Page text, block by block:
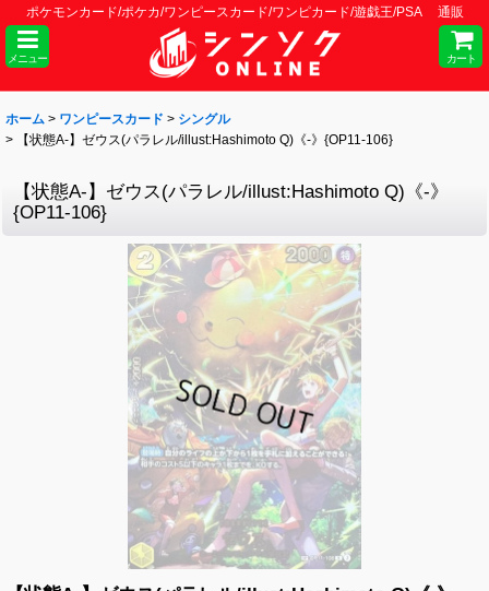
ポケモンカード/ポケカ/ワンピースカード/ワンピカード/遊戯王/PSA 通販
メニュー カート
ホーム > ワンピースカード > シングル
>
【状態A-】ゼウス(パラレル/illust:Hashimoto Q)《-》{OP11-106}
【状態A-】ゼウス(パラレル/illust:Hashimoto Q)《-》
{OP11-106}